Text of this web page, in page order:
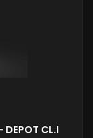
DEPOT CL.I